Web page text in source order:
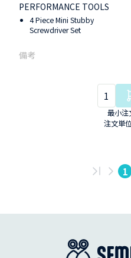
PERFORMANCE TOOLS
4 Piece Mini Stubby
Screwdriver Set
最小注
注文単
1